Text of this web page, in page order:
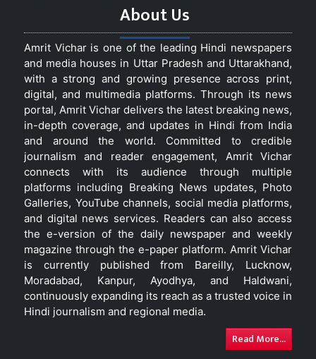
About Us
Amrit Vichar is one of the leading Hindi newspapers
and media houses in Uttar Pradesh and Uttarakhand,
with a strong and growing presence across print,
digital, and multimedia platforms. Through its news
portal, Amrit Vichar delivers the latest breaking news,
in-depth coverage, and updates in Hindi from India
and around the world. Committed to credible
journalism and reader engagement, Amrit Vichar
connects with its audience through multiple
platforms including Breaking News updates, Photo
Galleries, YouTube channels, social media platforms,
and digital news services. Readers can also access
the e-version of the daily newspaper and weekly
magazine through the e-paper platform. Amrit Vichar
is currently published from Bareilly, Lucknow,
Moradabad, Kanpur, Ayodhya, and Haldwani,
continuously expanding its reach as a trusted voice in
Hindi journalism and regional media.
Read More...